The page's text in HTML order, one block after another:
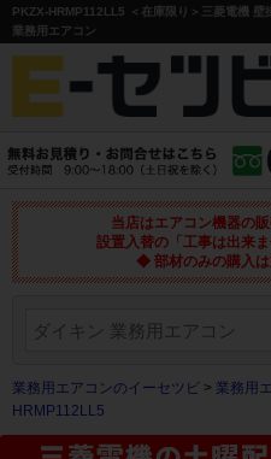
PKZX-HRMP112LL5 ＜在庫限り＞三菱電機 壁
業務用エアコン
当店はエアコン機器の
設置入替の「工事は出来
◆ 部材のみの購入
業務用エアコンのイーセツビ > 業務用
HRMP112LL5